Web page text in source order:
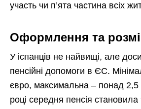
участь чи п’ята частина всіх
Оформлення та
У іспанців не найвищі, але
пенсійні допомоги в ЄС.
євро, максимальна – понад 2,5
році середня пенсія